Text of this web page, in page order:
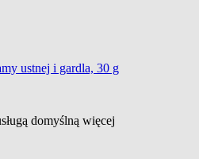
ustnej i gardla, 30 g
domyślną więcej